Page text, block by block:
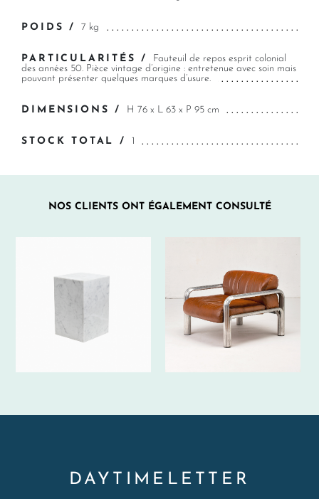
POIDS / 7 kg
PARTICULARITÉS / Fauteuil de repos esprit colonial
des années 50. Pièce vintage d’origine : entretenue avec soin mais
pouvant présenter quelques marques d’usure.
DIMENSIONS / H 76 x L 63 x P 95 cm
STOCK TOTAL / 1
NOS CLIENTS ONT ÉGALEMENT CONSULTÉ
DAYTIMELETTER